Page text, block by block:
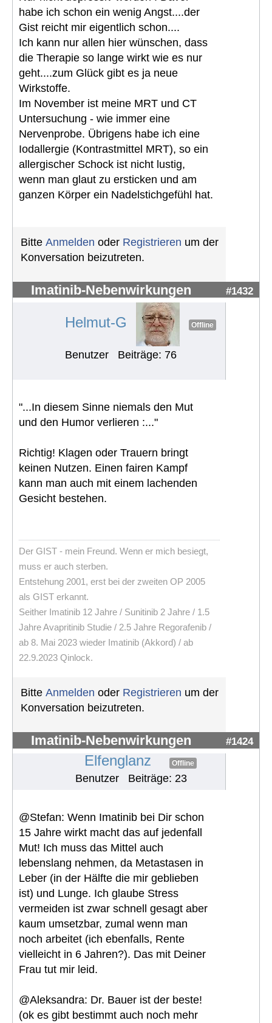
habe ich schon ein wenig Angst....der
Gist reicht mir eigentlich schon....
Ich kann nur allen hier wünschen, dass
die Therapie so lange wirkt wie es nur
geht....zum Glück gibt es ja neue
Wirkstoffe.
Im November ist meine MRT und CT
Untersuchung - wie immer eine
Nervenprobe. Übrigens habe ich eine
Iodallergie (Kontrastmittel MRT), so ein
allergischer Schock ist nicht lustig,
wenn man glaut zu ersticken und am
ganzen Körper ein Nadelstichgefühl hat.
Bitte Anmelden oder Registrieren um der
Konversation beizutreten.
Imatinib-Nebenwirkungen #1432
Helmut-G Offline
Benutzer Beiträge: 76
"...In diesem Sinne niemals den Mut
und den Humor verlieren :..."
Richtig! Klagen oder Trauern bringt
keinen Nutzen. Einen fairen Kampf
kann man auch mit einem lachenden
Gesicht bestehen.
Der GIST - mein Freund. Wenn er mich besiegt,
muss er auch sterben.
Entstehung 2001, erst bei der zweiten OP 2005
als GIST erkannt.
Seither Imatinib 12 Jahre / Sunitinib 2 Jahre / 1.5
Jahre Avapritinib Studie / 2.5 Jahre Regorafenib /
ab 8. Mai 2023 wieder Imatinib (Akkord) / ab
22.9.2023 Qinlock.
Bitte Anmelden oder Registrieren um der
Konversation beizutreten.
Imatinib-Nebenwirkungen #1424
Elfenglanz Offline
Benutzer Beiträge: 23
@Stefan: Wenn Imatinib bei Dir schon
15 Jahre wirkt macht das auf jedenfall
Mut! Ich muss das Mittel auch
lebenslang nehmen, da Metastasen in
Leber (in der Hälfte die mir geblieben
ist) und Lunge. Ich glaube Stress
vermeiden ist zwar schnell gesagt aber
kaum umsetzbar, zumal wenn man
noch arbeitet (ich ebenfalls, Rente
vielleicht in 6 Jahren?). Das mit Deiner
Frau tut mir leid.
@Aleksandra: Dr. Bauer ist der beste!
(ok es gibt bestimmt auch noch mehr